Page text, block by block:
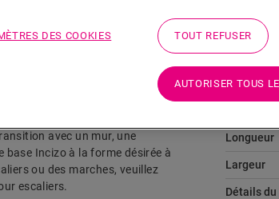
à votre sol et à vos escaliers
désirée : entre deux sols
avec un mur, une
base Incizo à la forme désirée à
ou des marches, veuillez
escaliers.
Longueur
Largeur
Détails
DES COOKIES TOUT REFUSER
AUTORISER TOUS